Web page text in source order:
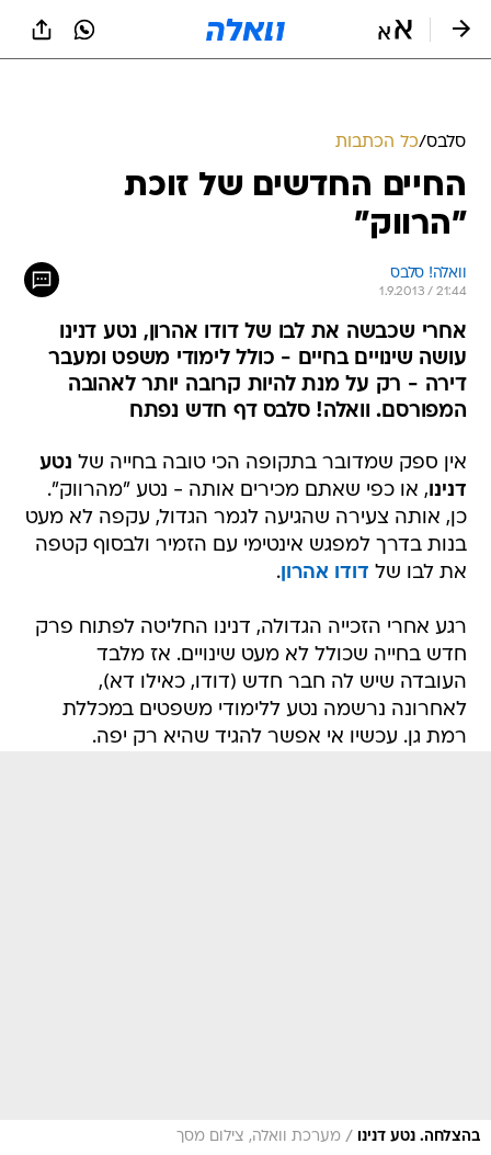
סלבס/כל הכתבות
החיים החדשים של זוכת
"הרווק"
וואלה! סלבס
1.9.2013 / 21:44
אחרי שכבשה את לבו של דודו אהרון, נטע דנינו
עושה שינויים בחיים - כולל לימודי משפט ומעבר
דירה - רק על מנת להיות קרובה יותר לאהובה
המפורסם. וואלה! סלבס דף חדש נפתח
אין ספק שמדובר בתקופה הכי טובה בחייה של נטע
דנינו, או כפי שאתם מכירים אותה - נטע "מהרווק".
כן, אותה צעירה שהגיעה לגמר הגדול, עקפה לא מעט
בנות בדרך למפגש אינטימי עם הזמיר ולבסוף קטפה
את לבו של דודו אהרון.
רגע אחרי הזכייה הגדולה, דנינו החליטה לפתוח פרק
חדש בחייה שכולל לא מעט שינויים. אז מלבד
העובדה שיש לה חבר חדש (דודו, כאילו דא),
לאחרונה נרשמה נטע ללימודי משפטים במכללת
רמת גן. עכשיו אי אפשר להגיד שהיא רק יפה.
בהצלחה. נטע דנינו / מערכת וואלה, צילום מסך